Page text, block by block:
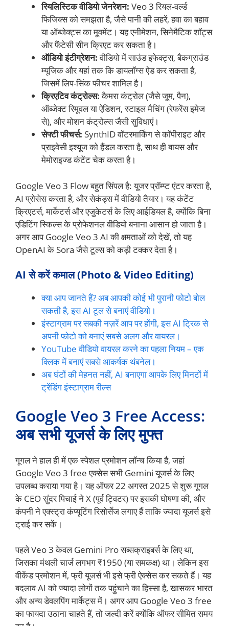
रियलिस्टिक वीडियो जेनरेशन: Veo 3 रियल-वर्ल्ड
फिजिक्स को समझता है, जैसे पानी की लहरें, हवा का बहाव
या ऑब्जेक्ट्स का मूवमेंट। यह एनीमेशन, सिनेमैटिक शॉट्स
और फैंटेसी सीन क्रिएट कर सकता है।
ऑडियो इंटीग्रेशन:वीडियो में साउंड इफेक्ट्स, बैकग्राउंड
म्यूजिक और यहां तक कि डायलॉग्स ऐड कर सकता है,
जिसमें लिप-सिंक फीचर शामिल है।
क्रिएटिव कंट्रोल्स:कैमरा कंट्रोल (जैसे जूम, पैन),
ऑब्जेक्ट रिमूवल या ऐडिशन, स्टाइल मैचिंग (रेफरेंस इमेज
से), और मोशन कंट्रोल्स जैसी सुविधाएं।
सेफ्टी फीचर्स: SynthID वॉटरमार्किंग से कॉपीराइट और
प्राइवेसी इश्यूज को हैंडल करता है, साथ ही बायस और
मेमोराइज्ड कंटेंट चेक करता है।
Google Veo 3 Flow बहुत सिंपल है: यूजर प्रॉम्प्ट एंटर करता है,
AI प्रोसेस करता है, और सेकंड्स में वीडियो तैयार। यह कंटेंट
क्रिएटर्स, मार्केटर्स और एजुकेटर्स के लिए आईडियल है, क्योंकि बिना
एडिटिंग स्किल्स के प्रोफेशनल वीडियो बनाना आसान हो जाता है।
अगर आप Google Veo 3 AI की क्षमताओं को देखें, तो यह
OpenAI के Sora जैसे टूल्स को कड़ी टक्कर देता है।
AI से करें कमाल (Photo & Video Editing)
क्या आप जानते हैं? अब आपकी कोई भी पुरानी फोटो बोल
सकती है, इस AI टूल से बनाएं वीडियो।
इंस्टाग्राम पर सबकी नज़रें आप पर होंगी, इस AI ट्रिक से
अपनी फोटो को बनाएं सबसे अलग और वायरल।
YouTube वीडियो वायरल करने का पहला नियम – एक
क्लिक में बनाएं सबसे आकर्षक थंबनेल।
अब घंटों की मेहनत नहीं, AI बनाएगा आपके लिए मिनटों में
ट्रेंडिंग इंस्टाग्राम रील्स
Google Veo 3 Free Access:
अब सभी यूजर्स के लिए मुफ्त
गूगल ने हाल ही में एक स्पेशल प्रमोशन लॉन्च किया है, जहां
Google Veo 3 free एक्सेस सभी Gemini यूजर्स के लिए
उपलब्ध कराया गया है। यह ऑफर 22 अगस्त 2025 से शुरू गूगल
के CEO सुंदर पिचाई ने X (पूर्व ट्विटर) पर इसकी घोषणा की, और
कंपनी ने एक्स्ट्रा कंप्यूटिंग रिसोर्सेज लगाए हैं ताकि ज्यादा यूजर्स इसे
ट्राई कर सकें।
पहले Veo 3 केवल Gemini Pro सब्सक्राइबर्स के लिए था,
जिसका मंथली चार्ज लगभग ₹1950 (या समकक्ष) था। लेकिन इस
वीकेंड प्रमोशन में, फ्री यूजर्स भी इसे फ्री ऐक्सेस कर सकते हैं। यह
बदलाव AI को ज्यादा लोगों तक पहुंचाने का हिस्सा है, खासकर भारत
और अन्य डेवलपिंग मार्केट्स में। अगर आप Google Veo 3 free
का फायदा उठाना चाहते हैं, तो जल्दी करें क्योंकि ऑफर सीमित समय